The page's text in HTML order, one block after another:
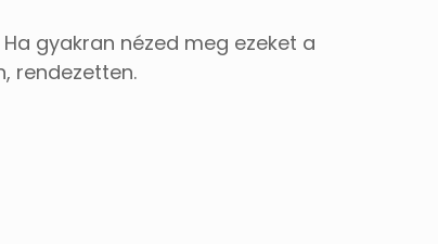
gyakran nézed meg ezeket a
rendezetten.